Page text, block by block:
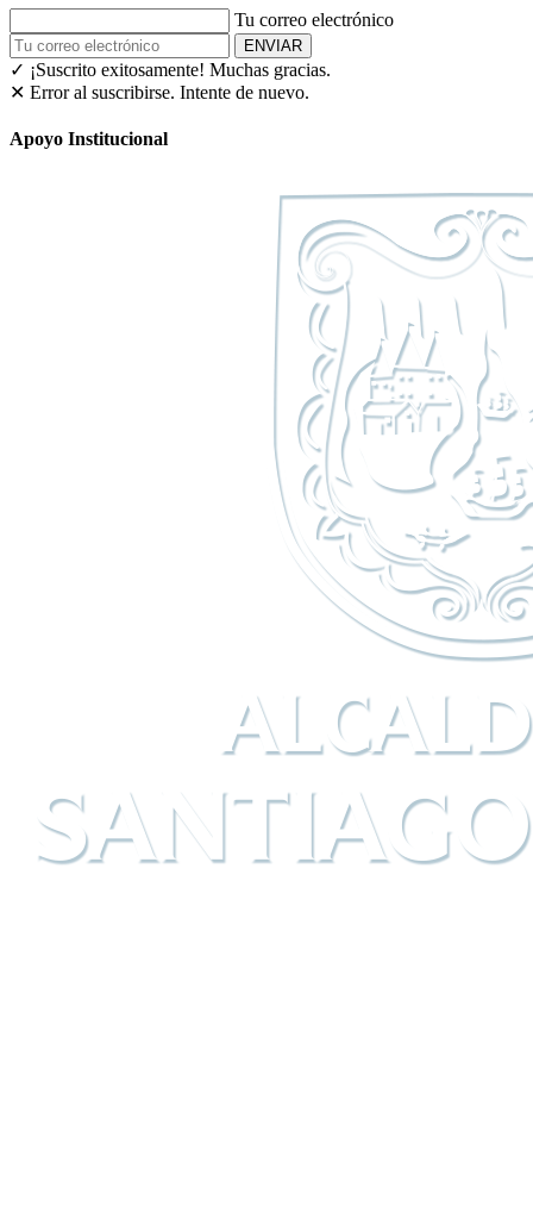
Tu correo electrónico
ENVIAR
✓ ¡Suscrito exitosamente! Muchas gracias.
✕ Error al suscribirse. Intente de nuevo.
Apoyo Institucional